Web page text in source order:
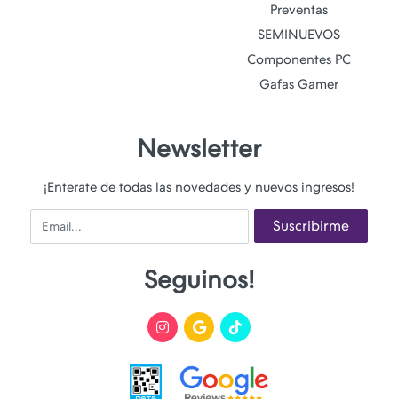
Preventas
SEMINUEVOS
Componentes PC
Gafas Gamer
Newsletter
¡Enterate de todas las novedades y nuevos ingresos!
Email Suscribirme
Seguinos!